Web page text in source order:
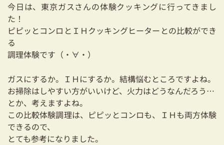
ショールーム
お知らせ
採用情報
今日は、東京ガスさんの体験クッキングに行ってきまし
た！
ピピッとコンロとＩＨクッキングヒーターとの比較ができ
る
調理体験です（・∀・）
ガスにするか。ＩＨにするか。結構悩むところですよね。
お掃除はしやすい方がいいけど、火力はどうなんだろう…
とか、考えますよね。
この比較体験調理は、ピピッとコンロも、ＩＨも両方体験
できるので、
とても参考になりました。